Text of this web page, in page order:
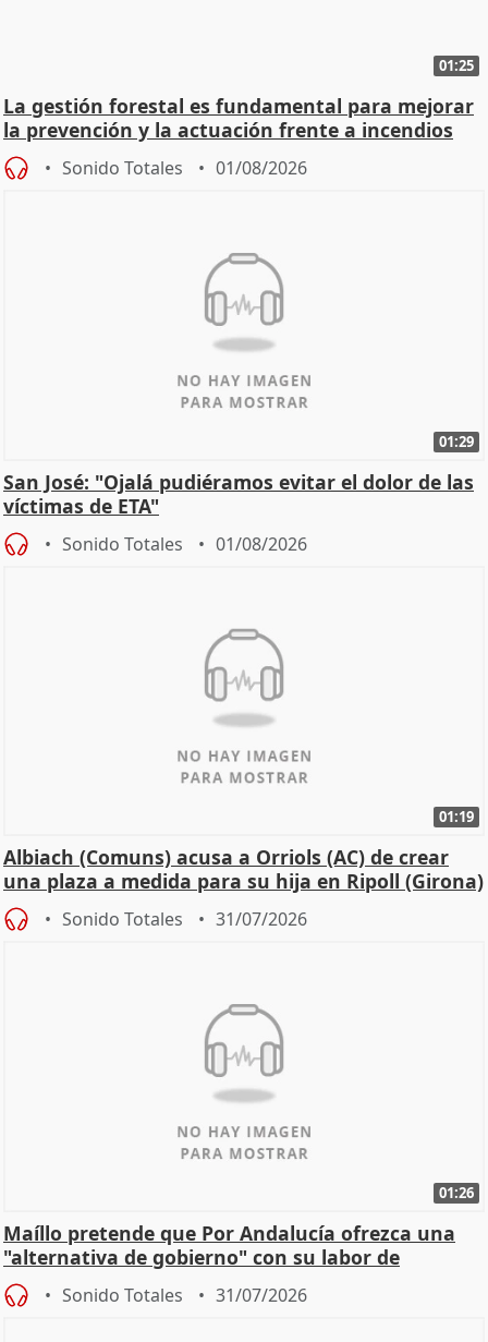
01:25
La gestión forestal es fundamental para mejorar
la prevención y la actuación frente a incendios
Sonido Totales 01/08/2026
01:29
San José: "Ojalá pudiéramos evitar el dolor de las
víctimas de ETA"
Sonido Totales 01/08/2026
01:19
Albiach (Comuns) acusa a Orriols (AC) de crear
una plaza a medida para su hija en Ripoll (Girona)
Sonido Totales 31/07/2026
01:26
Maíllo pretende que Por Andalucía ofrezca una
"alternativa de gobierno" con su labor de
oposición
Sonido Totales 31/07/2026